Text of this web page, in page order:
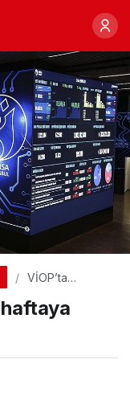
VİOP’ta
haftaya
yükselişle
haftaya
Paylaş